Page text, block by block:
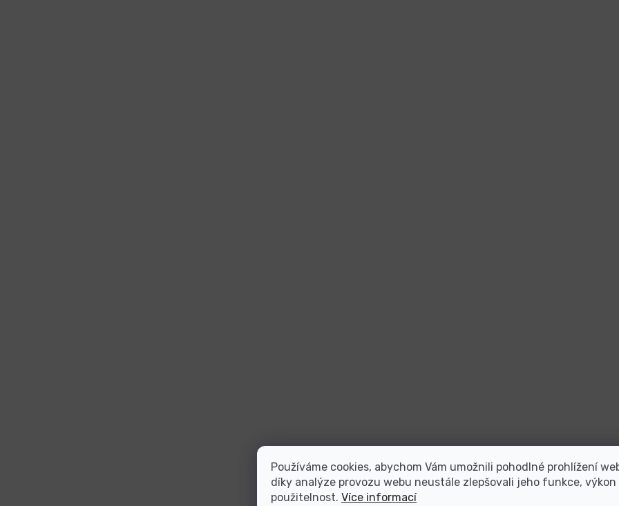
Používáme cookies, abychom Vám umožnili pohodlné prohlížení
díky analýze provozu webu neustále zlepšovali jeho funkce, výkon
použitelnost. Více informací